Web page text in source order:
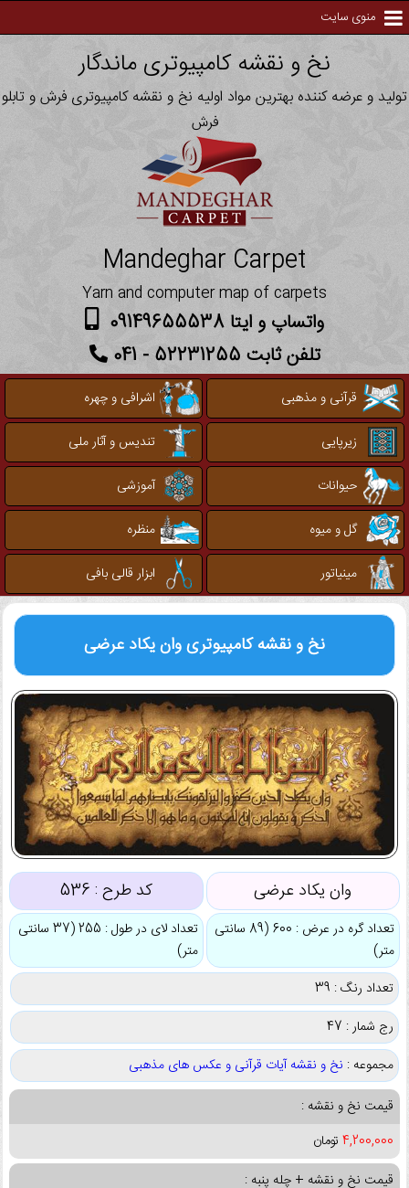
منوی سایت
نخ و نقشه کامپیوتری ماندگار
تولید و عرضه کننده بهترین مواد اولیه نخ و نقشه کامپیوتری فرش و تابلو
فرش
Mandeghar Carpet
Yarn and computer map of carpets
واتساپ و ایتا 09149655538
تلفن ثابت 52231255 - 041
قرآنی و مذهبی
اشرافی و چهره
زیرپایی
تندیس و آثار ملی
حیوانات
آموزشی
گل و میوه
منظره
مینیاتور
ابزار قالی بافی
نخ و نقشه کامپیوتریوان یکاد عرضی
وان یکاد عرضی کد طرح : 536
تعداد گره در عرض : 600 (89 سانتی
متر)
تعداد لای در طول : 255 (37 سانتی
متر)
تعداد رنگ : 39
رج شمار : 47
مجموعه : نخ و نقشه آیات قرآنی و عکس های مذهبی
قیمت نخ و نقشه :
4,200,000 تومان
قیمت نخ و نقشه + چله پنبه :